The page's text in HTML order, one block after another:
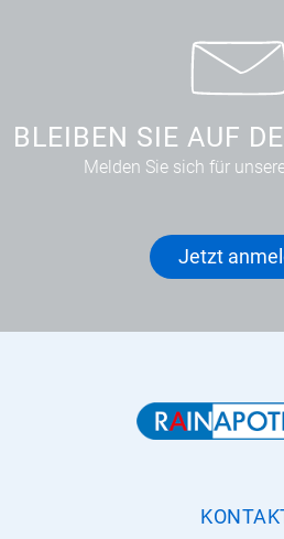
BLEIBEN SIE AUF
Melden Sie sich für
Jetzt